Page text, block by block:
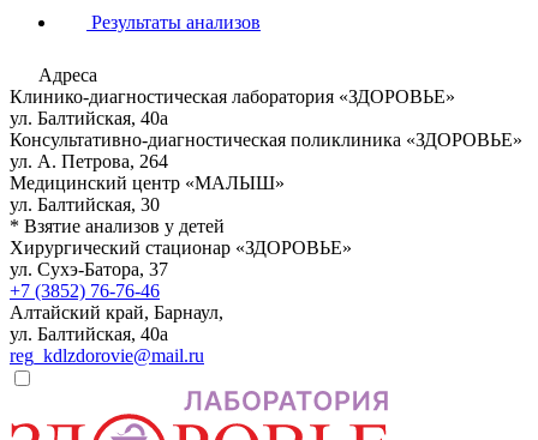
Результаты анализов
Адреса
Клинико-диагностическая лаборатория «ЗДОРОВЬЕ»
ул. Балтийская, 40а
Консультативно-диагностическая поликлиника «ЗДОРОВЬЕ»
ул. А. Петрова, 264
Медицинский центр «МАЛЫШ»
ул. Балтийская, 30
* Взятие анализов у детей
Хирургический стационар «ЗДОРОВЬЕ»
ул. Сухэ-Батора, 37
+7 (3852) 76-76-46
Алтайский край, Барнаул,
ул. Балтийская, 40а
reg_kdlzdorovie@mail.ru